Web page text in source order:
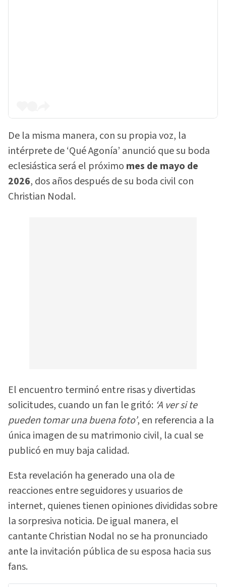
De la misma manera, con su propia voz, la
intérprete de ‘Qué Agonía’ anunció que su boda
eclesiástica será el próximo mes de mayo de
2026, dos años después de su boda civil con
Christian Nodal.
El encuentro terminó entre risas y divertidas
solicitudes, cuando un fan le gritó: ‘A ver si te
pueden tomar una buena foto’, en referencia a la
única imagen de su matrimonio civil, la cual se
publicó en muy baja calidad.
Esta revelación ha generado una ola de
reacciones entre seguidores y usuarios de
internet, quienes tienen opiniones divididas sobre
la sorpresiva noticia. De igual manera, el
cantante Christian Nodal no se ha pronunciado
ante la invitación pública de su esposa hacia sus
fans.